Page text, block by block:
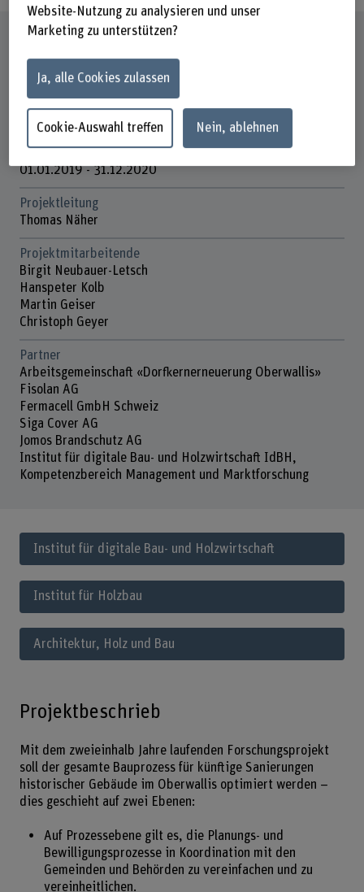
Steckbrief
Institut(e)
Institut für digitale Bau- und Holzwirtschaft IDBH
Institut für Holzbau IHB
01.01.2019 - 31.12.2020
Projektleitung
Thomas Näher
Projektmitarbeitende
Birgit Neubauer-Letsch
Hanspeter Kolb
Martin Geiser
Christoph Geyer
Partner
Arbeitsgemeinschaft «Dorfkernerneuerung Oberwallis»
Fisolan AG
Fermacell GmbH Schweiz
Siga Cover AG
Jomos Brandschutz AG
Institut für digitale Bau- und Holzwirtschaft IdBH,
Kompetenzbereich Management und Marktforschung
Institut für digitale Bau- und Holzwirtschaft
Institut für Holzbau
Architektur, Holz und Bau
Projektbeschrieb
Mit dem zweieinhalb Jahre laufenden Forschungsprojekt
soll der gesamte Bauprozess für künftige Sanierungen
historischer Gebäude im Oberwallis optimiert werden –
dies geschieht auf zwei Ebenen:
Auf Prozessebene gilt es, die Planungs- und
Bewilligungsprozesse in Koordination mit den
Gemeinden und Behörden zu vereinfachen und zu
vereinheitlichen.
Website-Nutzung zu analysieren und unser
Marketing zu unterstützen?
Ja, alle Cookies zulassen
Cookie-Auswahl treffen Nein, ablehnen